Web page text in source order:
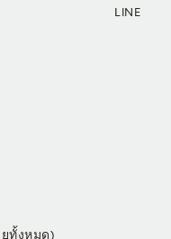
ยทั้งหมด)
LINE